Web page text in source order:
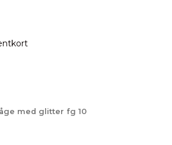
med glitter fg 10